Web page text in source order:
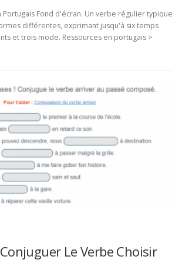
Portugais Fond d'écran. Un verbe régulier typique
différentes, exprimant jusqu'à six temps
et trois mode. Ressources en portugais >
Le Verbe Choisir